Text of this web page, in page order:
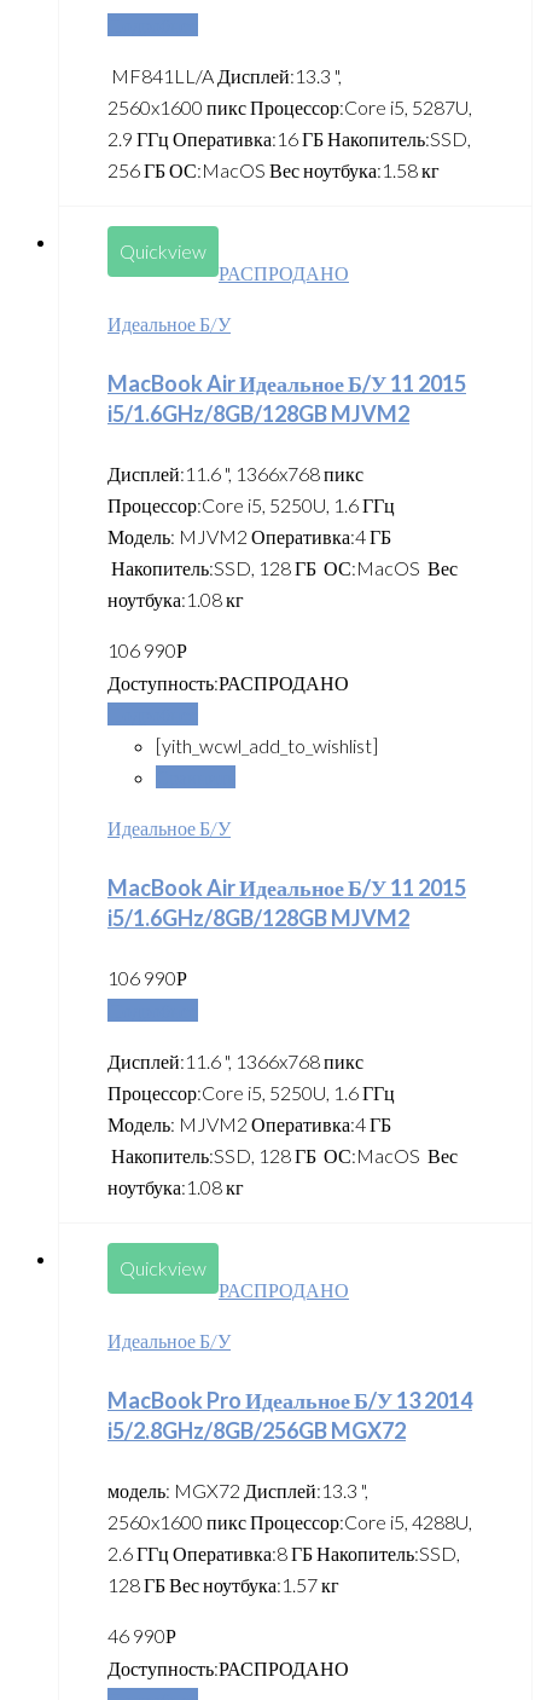
MF841LL/A Дисплей:13.3 ",
2560x1600 пикс Процессор:Core i5, 5287U,
2.9 ГГц Оперативка:16 ГБ Накопитель:SSD,
256 ГБ ОС:MacOS Вес ноутбука:1.58 кг
Quickview
РАСПРОДАНО
Идеальное Б/У
MacBook Air Идеальное Б/У 11 2015
i5/1.6GHz/8GB/128GB MJVM2
Дисплей:11.6 ", 1366x768 пикс
Процессор:Core i5, 5250U, 1.6 ГГц
Модель: MJVM2 Оперативка:4 ГБ
Накопитель:SSD, 128 ГБ ОС:MacOS Вес
ноутбука:1.08 кг
106 990Р
Доступность:РАСПРОДАНО
[yith_wcwl_add_to_wishlist]
Идеальное Б/У
MacBook Air Идеальное Б/У 11 2015
i5/1.6GHz/8GB/128GB MJVM2
106 990Р
Дисплей:11.6 ", 1366x768 пикс
Процессор:Core i5, 5250U, 1.6 ГГц
Модель: MJVM2 Оперативка:4 ГБ
Накопитель:SSD, 128 ГБ ОС:MacOS Вес
ноутбука:1.08 кг
Quickview
РАСПРОДАНО
Идеальное Б/У
MacBook Pro Идеальное Б/У 13 2014
i5/2.8GHz/8GB/256GB MGX72
модель: MGX72 Дисплей:13.3 ",
2560x1600 пикс Процессор:Core i5, 4288U,
2.6 ГГц Оперативка:8 ГБ Накопитель:SSD,
128 ГБ Вес ноутбука:1.57 кг
46 990Р
Доступность:РАСПРОДАНО